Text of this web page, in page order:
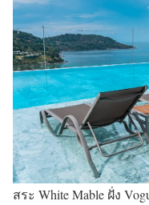
สระ White Mable ฝั่ง